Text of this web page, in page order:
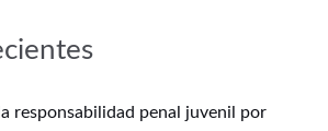
responsabilidad penal juvenil por